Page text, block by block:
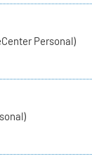
Personal)